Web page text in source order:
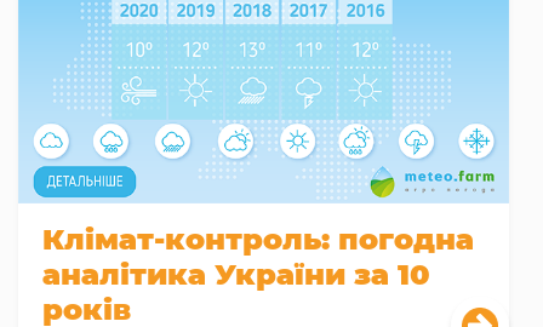
Клімат-контроль: погодна
аналітика України за 10
років